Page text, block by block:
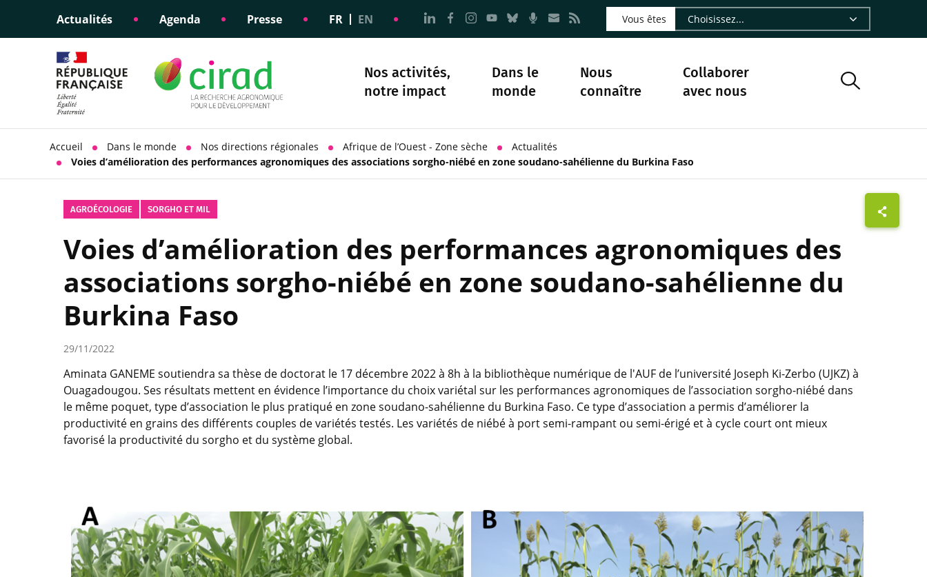
Actualités Agenda Presse FR EN Aller à la page Nous suivre sur LinkedIn - CIRAD
Aller à la page Nous suivre sur Facebook - CIRAD
Aller à la page Nous suivre sur Instagram - CIRAD
Aller à la page Nous suivre sur Youtube - CIRAD
Aller à la page Nous suivre sur Bluesky - CIRAD
Aller à la page Nourrir le vivant, le podcast du Cirad - CIRAD
Aller à la page Nous contacter par courriel - CIRAD
Aller à la page Flux RSS - CIRAD
Vous êtes
Nos activités,
notre impact
Éclairer les politiques
Appui à la diplomatie
scientifique
Dans le
monde
Nous
connaître
Engagements éthiques
Responsabilité
sociétale
Science et société Notre histoire
Collaborer
avec nous
Accueil Dans le monde Nos directions régionales Afrique de l’Ouest - Zone sèche
Actualités
Voies d’amélioration des performances agronomiques des associations sorgho-niébé en zone soudano-sahélienne du Burkina Faso
AGROÉCOLOGIE SORGHO ET MIL
Voies d’amélioration des performances agronomiques des
associations sorgho-niébé en zone soudano-sahélienne du
Burkina Faso
29/11/2022
Aminata GANEME soutiendra sa thèse de doctorat le 17 décembre 2022 à 8h à la bibliothèque numérique de l'AUF de l’université Joseph Ki-Zerbo (UJKZ) à
Ouagadougou. Ses résultats mettent en évidence l’importance du choix variétal sur les performances agronomiques de l’association sorgho-niébé dans
le même poquet, type d’association le plus pratiqué en zone soudano-sahélienne du Burkina Faso. Ce type d’association a permis d’améliorer la
productivité en grains des différents couples de variétés testés. Les variétés de niébé à port semi-rampant ou semi-érigé et à cycle court ont mieux
favorisé la productivité du sorgho et du système global.